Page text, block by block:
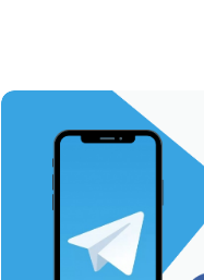
https://t.me/minskctvby